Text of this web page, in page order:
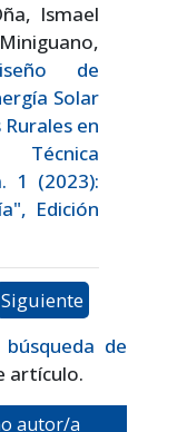
Ismael
de
Solar
en
Técnica
1 (2023):
Edición
Siguiente
de
artículo.
autor/a